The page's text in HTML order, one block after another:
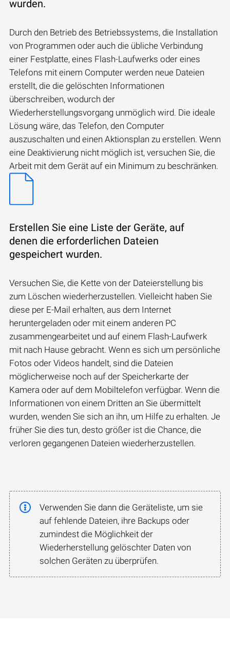
wurden.
Durch den Betrieb des Betriebssystems, die Installation
von Programmen oder auch die übliche Verbindung
einer Festplatte, eines Flash-Laufwerks oder eines
Telefons mit einem Computer werden neue Dateien
erstellt, die die gelöschten Informationen
überschreiben, wodurch der
Wiederherstellungsvorgang unmöglich wird. Die ideale
Lösung wäre, das Telefon, den Computer
auszuschalten und einen Aktionsplan zu erstellen. Wenn
eine Deaktivierung nicht möglich ist, versuchen Sie, die
Arbeit mit dem Gerät auf ein Minimum zu beschränken.
Erstellen Sie eine Liste der Geräte, auf
denen die erforderlichen Dateien
gespeichert wurden.
Versuchen Sie, die Kette von der Dateierstellung bis
zum Löschen wiederherzustellen. Vielleicht haben Sie
diese per E-Mail erhalten, aus dem Internet
heruntergeladen oder mit einem anderen PC
zusammengearbeitet und auf einem Flash-Laufwerk
mit nach Hause gebracht. Wenn es sich um persönliche
Fotos oder Videos handelt, sind die Dateien
möglicherweise noch auf der Speicherkarte der
Kamera oder auf dem Mobiltelefon verfügbar. Wenn die
Informationen von einem Dritten an Sie übermittelt
wurden, wenden Sie sich an ihn, um Hilfe zu erhalten. Je
früher Sie dies tun, desto größer ist die Chance, die
verloren gegangenen Dateien wiederherzustellen.
Verwenden Sie dann die Geräteliste, um sie
auf fehlende Dateien, ihre Backups oder
zumindest die Möglichkeit der
Wiederherstellung gelöschter Daten von
solchen Geräten zu überprüfen.